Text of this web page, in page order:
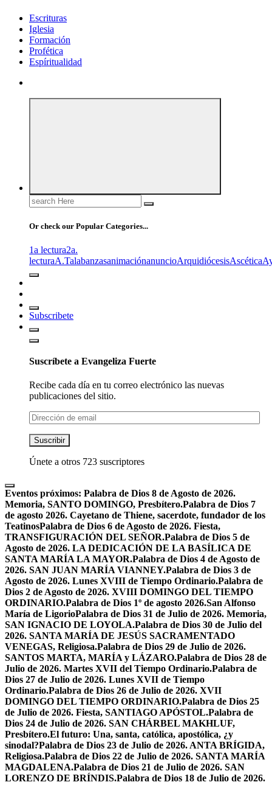
Escrituras
Iglesia
Formación
Profética
Espíritualidad
Search
for:
Or check our Popular Categories...
1a lectura2a.
lecturaA.TalabanzasanimaciónanuncioArquidiócesisAscética
Subscribete
Suscríbete a Evangeliza Fuerte
Recibe cada día en tu correo electrónico las nuevas
publicaciones del sitio.
Dirección
de
email
Suscribir
Únete a otros 723 suscriptores
Eventos próximos: Palabra de Dios 8 de Agosto de 2026.
Memoria, SANTO DOMINGO, Presbítero.Palabra de Dios 7
de agosto 2026. Cayetano de Thiene, sacerdote, fundador de los
TeatinosPalabra de Dios 6 de Agosto de 2026. Fiesta,
TRANSFIGURACIÓN DEL SEÑOR.Palabra de Dios 5 de
Agosto de 2026. LA DEDICACIÓN DE LA BASÍLICA DE
SANTA MARÍA LA MAYOR.Palabra de Dios 4 de Agosto de
2026. SAN JUAN MARÍA VIANNEY.Palabra de Dios 3 de
Agosto de 2026. Lunes XVIII de Tiempo Ordinario.Palabra de
Dios 2 de Agosto de 2026. XVIII DOMINGO DEL TIEMPO
ORDINARIO.Palabra de Dios 1º de agosto 2026.San Alfonso
María de LigorioPalabra de Dios 31 de Julio de 2026. Memoria,
SAN IGNACIO DE LOYOLA.Palabra de Dios 30 de Julio del
2026. SANTA MARÍA DE JESÚS SACRAMENTADO
VENEGAS, Religiosa.Palabra de Dios 29 de Julio de 2026.
SANTOS MARTA, MARÍA y LÁZARO.Palabra de Dios 28 de
Julio de 2026. Martes XVII del Tiempo Ordinario.Palabra de
Dios 27 de Julio de 2026. Lunes XVII de Tiempo
Ordinario.Palabra de Dios 26 de Julio de 2026. XVII
DOMINGO DEL TIEMPO ORDINARIO.Palabra de Dios 25
de Julio de 2026. Fiesta, SANTIAGO APÓSTOL.Palabra de
Dios 24 de Julio de 2026. SAN CHÁRBEL MAKHLUF,
Presbítero.El futuro: Una, santa, católica, apostólica, ¿y
sinodal?Palabra de Dios 23 de Julio de 2026. ANTA BRÍGIDA,
Religiosa.Palabra de Dios 22 de Julio de 2026. SANTA MARÍA
MAGDALENA.Palabra de Dios 21 de Julio de 2026. SAN
LORENZO DE BRÍNDIS.Palabra de Dios 18 de Julio de 2026.